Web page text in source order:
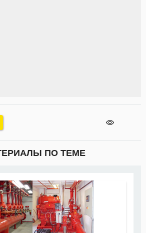
ПО ТЕМЕ